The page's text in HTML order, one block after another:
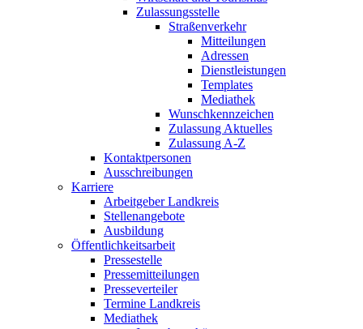
Zulassungsstelle
Straßenverkehr
Mitteilungen
Adressen
Dienstleistungen
Templates
Mediathek
Wunschkennzeichen
Zulassung Aktuelles
Zulassung A-Z
Kontaktpersonen
Ausschreibungen
Karriere
Arbeitgeber Landkreis
Stellenangebote
Ausbildung
Öffentlichkeitsarbeit
Pressestelle
Pressemitteilungen
Presseverteiler
Termine Landkreis
Mediathek